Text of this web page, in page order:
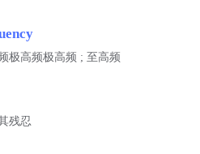
极高频极高频 ; 至高频
残忍